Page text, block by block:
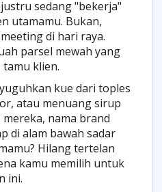
sedang "bekerja"
utamamu. Bukan,
di hari raya.
parsel mewah yang
klien.
kue dari toples
atau menuang sirup
nama brand
di alam bawah sadar
Hilang tertelan
kamu memilih untuk
ini.